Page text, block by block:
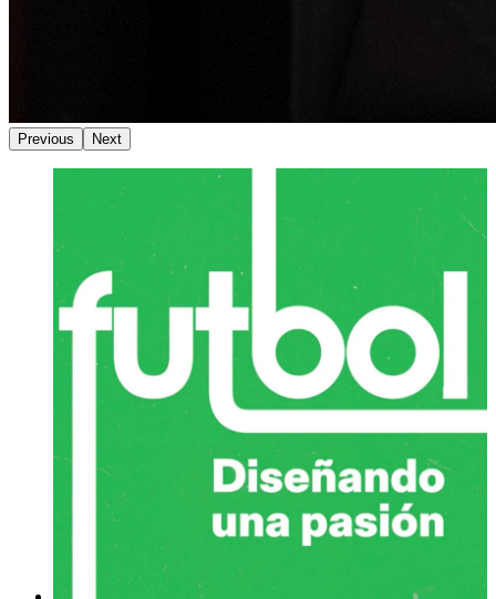
Previous Next